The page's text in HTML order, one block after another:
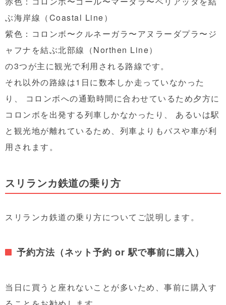
ぶ海岸線（Coastal Line）
紫色：コロンボ〜クルネーガラ〜アヌラーダプラ〜ジ
ャフナを結ぶ北部線（Northen Line）
の3つが主に観光で利用される路線です。
それ以外の路線は1日に数本しか走っていなかった
り、 コロンボへの通勤時間に合わせているため夕方に
コロンボを出発する列車しかなかったり、 あるいは駅
と観光地が離れているため、列車よりもバスや車が利
用されます。
スリランカ鉄道の乗り方
スリランカ鉄道の乗り方についてご説明します。
予約方法（ネット予約 or 駅で事前に購入）
当日に買うと座れないことが多いため、事前に購入す